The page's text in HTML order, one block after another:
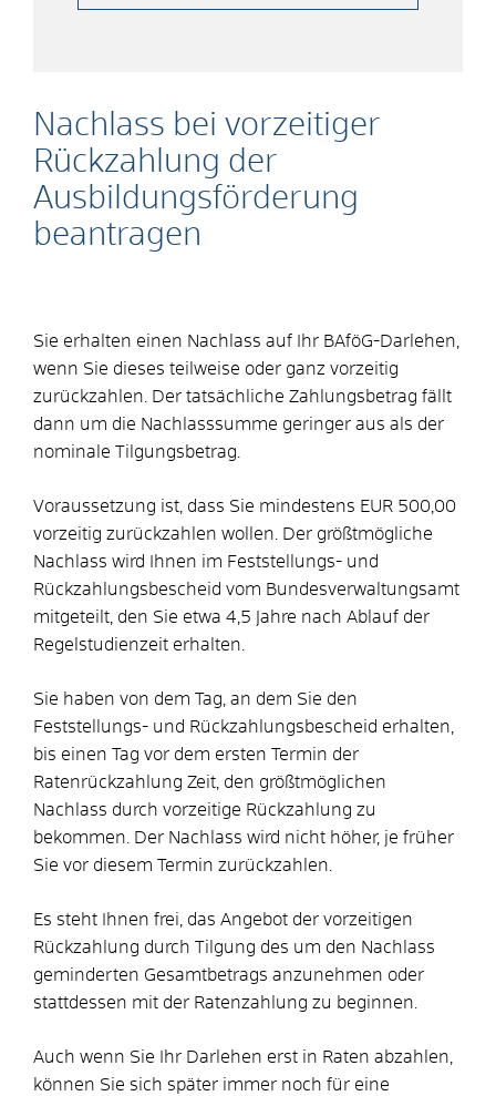
Nachlass bei vorzeitiger
Rückzahlung der
Ausbildungsförderung
beantragen
Sie erhalten einen Nachlass auf Ihr BAföG-Darlehen,
wenn Sie dieses teilweise oder ganz vorzeitig
zurückzahlen. Der tatsächliche Zahlungsbetrag fällt
dann um die Nachlasssumme geringer aus als der
nominale Tilgungsbetrag.
Voraussetzung ist, dass Sie mindestens EUR 500,00
vorzeitig zurückzahlen wollen. Der größtmögliche
Nachlass wird Ihnen im Feststellungs- und
Rückzahlungsbescheid vom Bundesverwaltungsamt
mitgeteilt, den Sie etwa 4,5 Jahre nach Ablauf der
Regelstudienzeit erhalten.
Sie haben von dem Tag, an dem Sie den
Feststellungs- und Rückzahlungsbescheid erhalten,
bis einen Tag vor dem ersten Termin der
Ratenrückzahlung Zeit, den größtmöglichen
Nachlass durch vorzeitige Rückzahlung zu
bekommen. Der Nachlass wird nicht höher, je früher
Sie vor diesem Termin zurückzahlen.
Es steht Ihnen frei, das Angebot der vorzeitigen
Rückzahlung durch Tilgung des um den Nachlass
geminderten Gesamtbetrags anzunehmen oder
stattdessen mit der Ratenzahlung zu beginnen.
Auch wenn Sie Ihr Darlehen erst in Raten abzahlen,
können Sie sich später immer noch für eine